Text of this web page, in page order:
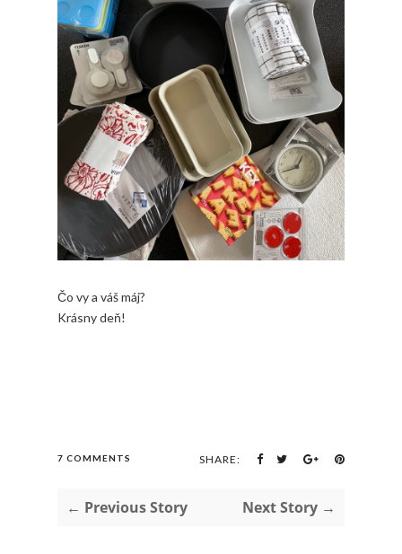
Čo vy a váš máj?
Krásny deň!
7 COMMENTS SHARE:
← Previous Story Next Story →